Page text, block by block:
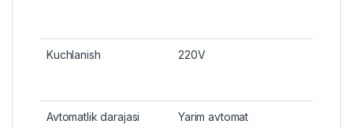
Kuchlanish 220V
Avtomatlik darajasi Yarim avtomat